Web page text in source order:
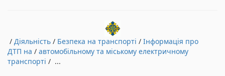
/ Діяльність / Безпека на транспорті / Інформація про
ДТП на / автомобільному та міському електричному
транспорті / ...